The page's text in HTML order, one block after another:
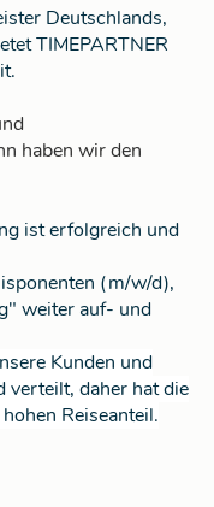
Deutschlands,
TIMEPARTNER
haben wir den
ist erfolgreich und
(m/w/d),
weiter auf- und
Kunden und
verteilt, daher hat die
Reiseanteil.